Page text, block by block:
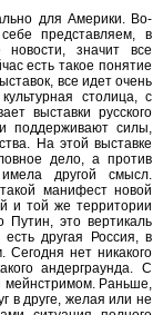
для Америки. Во-
представляем, в
значит все
есть такое понятие
все идет очень
столица, с
выставки русского
поддерживают силы,
На этой выставке
дело, а против
имела другой смысл.
манифест новой
и той же территории
Путин, это вертикаль
другая Россия, в
нет никакого
андерграунда. С
мейнстримом. Раньше,
в друге, желая или не